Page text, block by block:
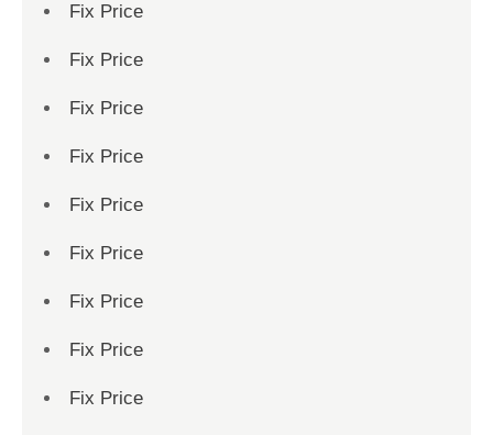
Fix Price
Fix Price
Fix Price
Fix Price
Fix Price
Fix Price
Fix Price
Fix Price
Fix Price